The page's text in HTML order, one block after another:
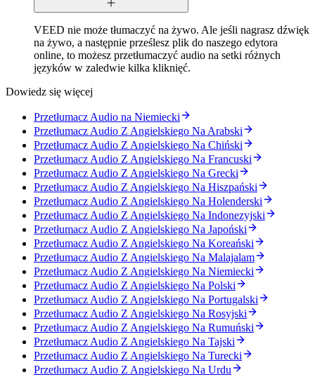
VEED nie może tłumaczyć na żywo. Ale jeśli nagrasz dźwięk
na żywo, a następnie prześlesz plik do naszego edytora
online, to możesz przetłumaczyć audio na setki różnych
języków w zaledwie kilka kliknięć.
Dowiedz się więcej
Przetłumacz Audio na Niemiecki
Przetłumacz Audio Z Angielskiego Na Arabski
Przetłumacz Audio Z Angielskiego Na Chiński
Przetłumacz Audio Z Angielskiego Na Francuski
Przetłumacz Audio Z Angielskiego Na Grecki
Przetłumacz Audio Z Angielskiego Na Hiszpański
Przetłumacz Audio Z Angielskiego Na Holenderski
Przetłumacz Audio Z Angielskiego Na Indonezyjski
Przetłumacz Audio Z Angielskiego Na Japoński
Przetłumacz Audio Z Angielskiego Na Koreański
Przetłumacz Audio Z Angielskiego Na Malajalam
Przetłumacz Audio Z Angielskiego Na Niemiecki
Przetłumacz Audio Z Angielskiego Na Polski
Przetłumacz Audio Z Angielskiego Na Portugalski
Przetłumacz Audio Z Angielskiego Na Rosyjski
Przetłumacz Audio Z Angielskiego Na Rumuński
Przetłumacz Audio Z Angielskiego Na Tajski
Przetłumacz Audio Z Angielskiego Na Turecki
Przetłumacz Audio Z Angielskiego Na Urdu